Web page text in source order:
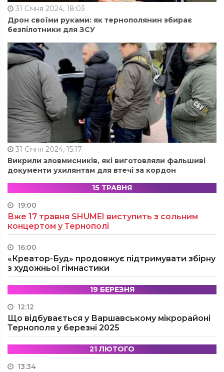
31 Січня 2024, 18:03
Дрон своїми руками: як тернополянин збирає
безпілотники для ЗСУ
31 Січня 2024, 15:17
Викрили зловмисників, які виготовляли фальшиві
документи ухилянтам для втечі за кордон
15 ТРАВНЯ
19:00
Вже 17 травня SHUMEI виступить з сольним
концертом у Тернополі
16:00
«Креатор-Буд» продовжує підтримувати збірну
з художньої гімнастики
19 БЕРЕЗНЯ
12:12
Що відбувається у Варшавському мікрорайоні
Тернополя у березні 2025
21 ЛЮТОГО
13:34